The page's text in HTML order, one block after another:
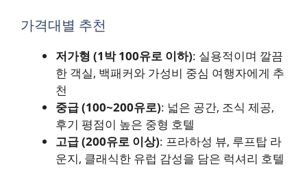
가격대별 추천
저가형 (1박 100유로 이하): 실용적이며 깔끔
한 객실, 백패커와 가성비 중심 여행자에게 추
천
중급 (100~200유로): 넓은 공간, 조식 제공,
후기 평점이 높은 중형 호텔
고급 (200유로 이상): 프라하성 뷰, 루프탑 라
운지, 클래식한 유럽 감성을 담은 럭셔리 호텔